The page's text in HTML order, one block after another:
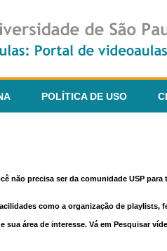
POLÍTICA DE USO
não precisa ser da comunidade USP
como a organização de
sua área de interesse. Vá em Pesquisar